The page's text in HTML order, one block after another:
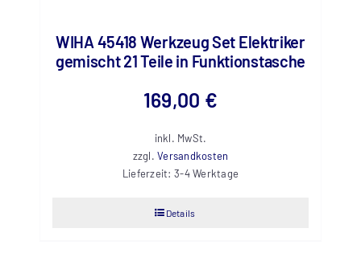
WIHA 45418 Werkzeug Set Elektriker
gemischt 21 Teile in Funktionstasche
169,00 €
inkl. MwSt.
zzgl.Versandkosten
Lieferzeit: 3-4 Werktage
Details